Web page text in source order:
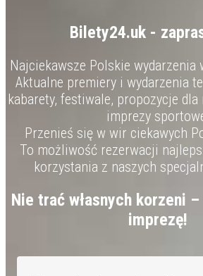
Bilety24.uk -
Najciekawsze Polskie wydarzenia
Aktualne premiery i wydarzenia
kabarety, festiwale, propozycje dla
imprezy
Przenieś się w wir ciekawych
To możliwość rezerwacji
korzystania z naszych
Nie trać własnych korzeni
imprezę!